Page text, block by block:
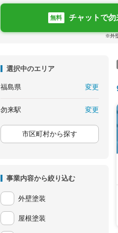
無料 チャットで
※外
選択中のエリア
福島県 変更
勿来駅 変更
市区町村から探す
事業内容から絞り込む
外壁塗装
屋根塗装